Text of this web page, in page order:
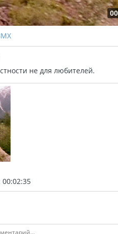
не для любителей.
00:02:35